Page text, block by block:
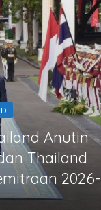
Anutin
Thailand
2026-